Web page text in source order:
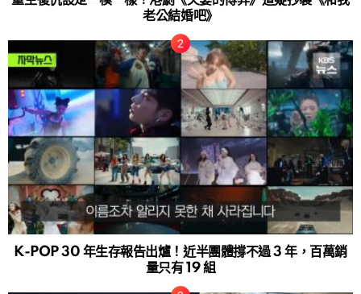
老公結婚吧》
K-POP 30 年生存報告出爐！近半團體撐不過 3 年，百萬銷
量只有 19 組